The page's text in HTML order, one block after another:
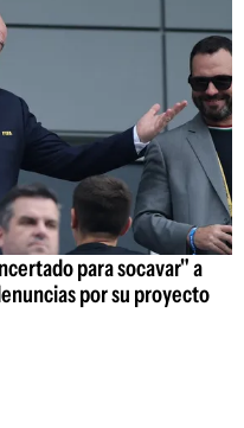
para socavar" a
por su proyecto